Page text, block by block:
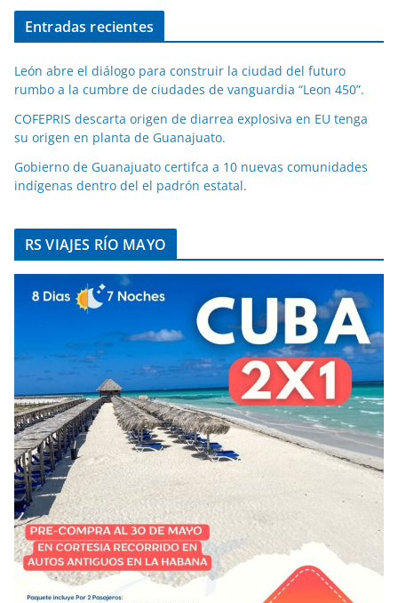
Entradas recientes
León abre el diálogo para construir la ciudad del futuro
rumbo a la cumbre de ciudades de vanguardia “Leon 450”.
COFEPRIS descarta origen de diarrea explosiva en EU tenga
su origen en planta de Guanajuato.
Gobierno de Guanajuato certifca a 10 nuevas comunidades
indígenas dentro del el padrón estatal.
RS VIAJES RÍO MAYO